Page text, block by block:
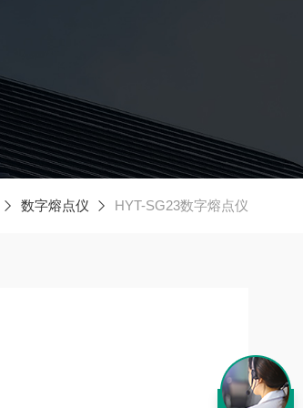
数字熔点仪 HYT-SG23数字熔点仪